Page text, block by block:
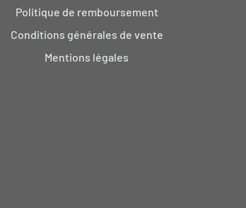
Politique de remboursement
Conditions générales de vente
Mentions légales